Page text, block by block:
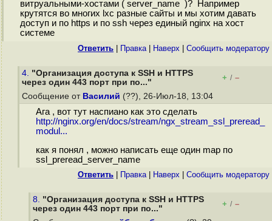
витруальными-хостами ( server_name )? Например
крутятся во многих lxc разные сайты и мы хотим давать
доступ и по https и по ssh через единый nginx на хост
системе
Ответить Правка| Наверх Cообщить модератору
4. "Организация доступа к SSH и HTTPS
через один 443 порт при по..."
+ / –
Сообщение от Василий (??), 26-Июл-18, 13:04
Ага , вот тут наспиано как это сделать
http://nginx.org/en/docs/stream/ngx_stream_ssl_preread_
modul...
как я понял , можно написать еще один map по
ssl_preread_server_name
Ответить Правка| Наверх Cообщить модератору
8. "Организация доступа к SSH и HTTPS
через один 443 порт при по..."
+ / –